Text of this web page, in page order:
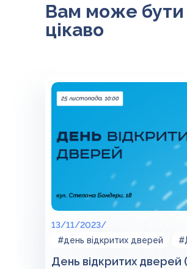
Вам може бути
цікаво
13/11/2023/
#день відкритих дверей